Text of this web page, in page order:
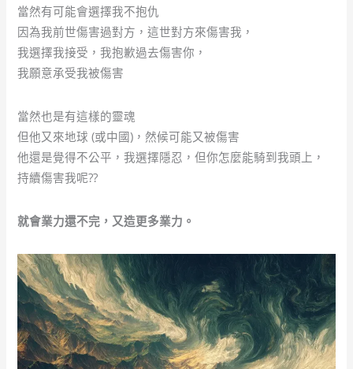
當然有可能會選擇我不抱仇
因為我前世傷害過對方，這世對方來傷害我，
我選擇我接受，我抱歉過去傷害你，
我願意承受我被傷害
當然也是有這樣的靈魂
但他又來地球 (或中國)，然候可能又被傷害
他還是覺得不公平，我選擇隱忍，但你怎麼能騎到我頭上，
持續傷害我呢??
就會業力還不完，又造更多業力。